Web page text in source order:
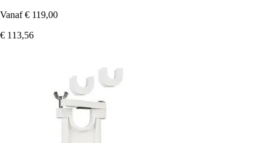
Vanaf € 119,00
€ 113,56